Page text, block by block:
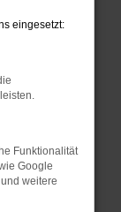
eingesetzt:
Funktionalität
Google
weitere